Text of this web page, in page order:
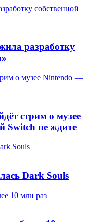
собственной
разработку
о музее Nintendo —
стрим о музее
Switch не ждите
Souls
Dark Souls
10 млн раз